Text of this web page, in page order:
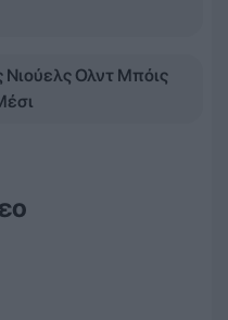
Νιούελς Ολντ Μπόις